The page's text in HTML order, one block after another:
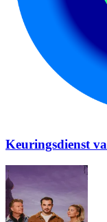
Keuringsdienst